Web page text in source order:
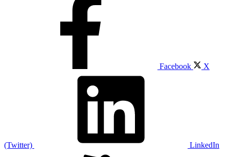
Facebook X
(Twitter) LinkedIn